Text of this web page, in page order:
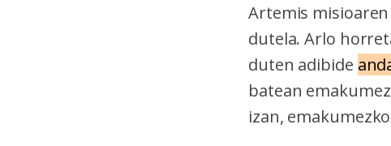
Artemis
dutela. Arlo
duten adibide
batean
izan,